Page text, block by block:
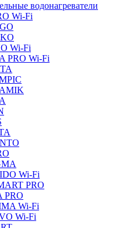
водонагреватели
Wi-Fi
Wi-Fi
PRO Wi-Fi
Wi-Fi
PRO
PRO
Wi-Fi
Wi-Fi